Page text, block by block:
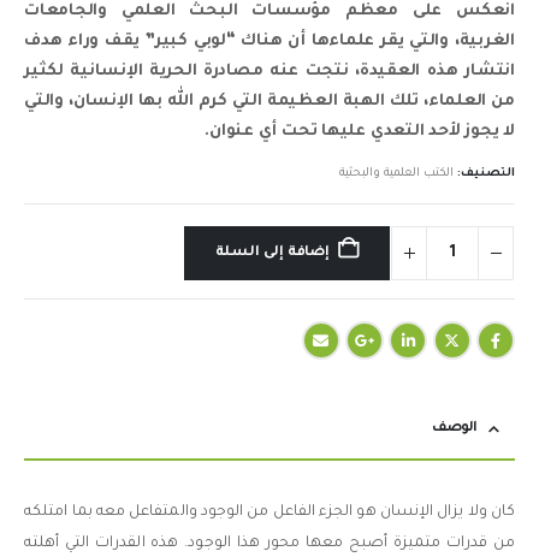
انعكس على معظم مؤسسات البحث العلمي والجامعات
الغربية، والتي يقر علماءها أن هناك “لوبي كبير” يقف وراء هدف
انتشار هذه العقيدة، نتجت عنه مصادرة الحرية الإنسانية لكثير
من العلماء، تلك الهبة العظيمة التي كرم الله بها الإنسان، والتي
لا يجوز لأحد التعدي عليها تحت أي عنوان.
التصنيف: الكتب العلمية والبحثية
إضافة إلى السلة
الوصف
كان ولا يزال الإنسان هو الجزء الفاعل من الوجود والمتفاعل معه بما امتلكه
من قدرات متميزة أصبح معها محور هذا الوجود. هذه القدرات التي أهلته